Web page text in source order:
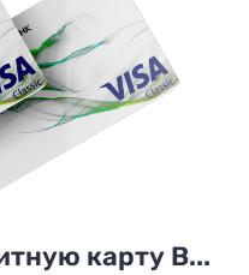
карту B...